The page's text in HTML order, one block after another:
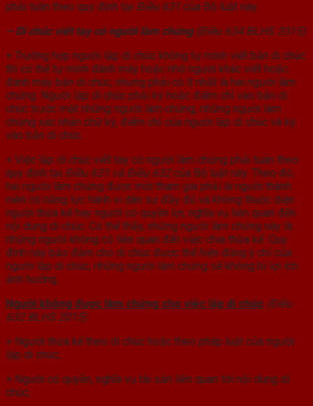
phải tuân theo quy định tại Điều 631 của Bộ luật này.
– Di chúc viết tay có người làm chứng (Điều 634 BLHS 2015)
+ Trường hợp người lập di chúc không tự mình viết bản di chúc
thì có thể tự mình đánh máy hoặc nhờ người khác viết hoặc
đánh máy bản di chúc, nhưng phải có ít nhất là hai người làm
chứng. Người lập di chúc phải ký hoặc điểm chỉ vào bản di
chúc trước mặt những người làm chứng, những người làm
chứng xác nhận chữ ký, điểm chỉ của người lập di chúc và ký
vào bản di chúc.
+ Việc lập di chúc viết tay có người làm chứng phải tuân theo
quy định tại Điều 631 và Điều 632của Bộ luật này. Theo đó,
hai người làm chứng được mời tham gia phải là người thành
niên có năng lực hành vi dân sự đầy đủ và không thuộc diện
người thừa kế hay người có quyền lợi, nghĩa vụ liên quan đến
nội dung di chúc. Có thể thấy, những người làm chứng này là
những người không có liên quan đến việc chia thừa kế. Quy
định này bảo đảm cho di chúc được thể hiện đúng ý chí của
người lập di chúc, những người làm chứng sẽ không bị lợi ích
ảnh hưởng.
Người không được làm chứng cho việc lập di chúc (Điều
632 BLHS 2015)
+ Người thừa kế theo di chúc hoặc theo pháp luật của người
lập di chúc;
+ Người có quyền, nghĩa vụ tài sản liên quan tới nội dung di
chúc;